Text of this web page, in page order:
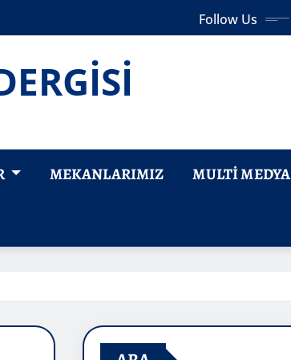
Follow Us
MEKANLARIMIZ MULTI MEDYA